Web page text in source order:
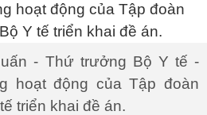
- Thứ trưởng Bộ Y tế -
hoạt động của Tập đoàn
triển khai đề án.